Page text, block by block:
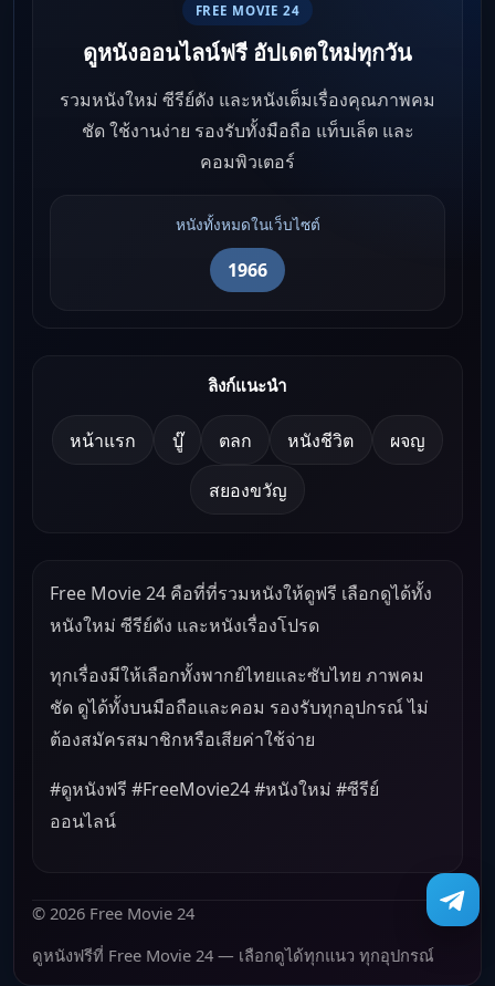
FREE MOVIE 24
ดูหนังออนไลน์ฟรี อัปเดตใหม่ทุกวัน
รวมหนังใหม่ ซีรีย์ดัง และหนังเต็มเรื่องคุณภาพคม
ชัด ใช้งานง่าย รองรับทั้งมือถือ แท็บเล็ต และ
คอมพิวเตอร์
หนังทั้งหมดในเว็บไซต์
1966
ลิงก์แนะนำ
หน้าแรก บู๊ ตลก หนังชีวิต ผจญ
สยองขวัญ
Free Movie 24 คือที่ที่รวมหนังให้ดูฟรี เลือกดูได้ทั้ง
หนังใหม่ ซีรีย์ดัง และหนังเรื่องโปรด
ทุกเรื่องมีให้เลือกทั้งพากย์ไทยและซับไทย ภาพคม
ชัด ดูได้ทั้งบนมือถือและคอม รองรับทุกอุปกรณ์ ไม่
ต้องสมัครสมาชิกหรือเสียค่าใช้จ่าย
#ดูหนังฟรี #FreeMovie24 #หนังใหม่ #ซีรีย์
ออนไลน์
© 2026 Free Movie 24
ดูหนังฟรีที่ Free Movie 24 — เลือกดูได้ทุกแนว ทุกอุปกรณ์